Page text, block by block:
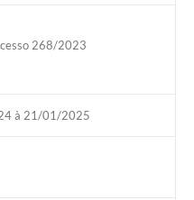
268/2023
à 21/01/2025